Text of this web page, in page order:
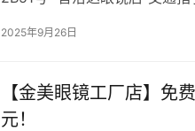
2025年9月26日
【金美眼镜工厂店】免
元！